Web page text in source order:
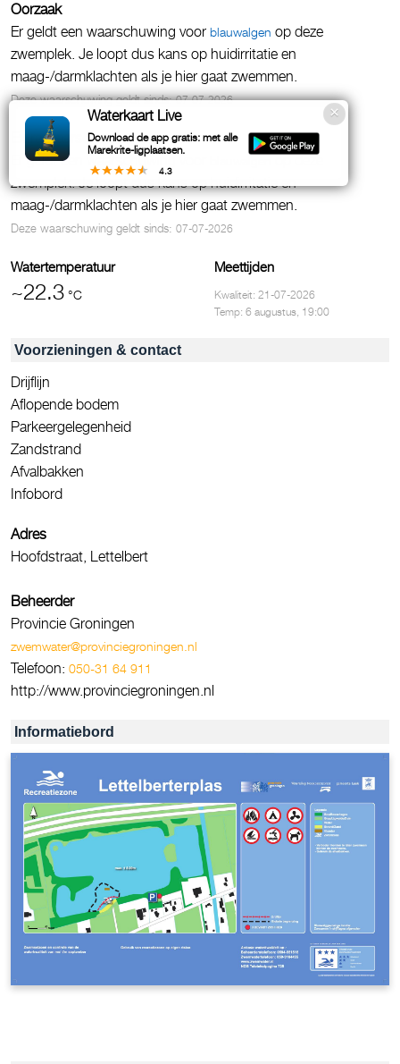
Oorzaak
Er geldt een waarschuwing voor blauwalgen op deze
zwemplek. Je loopt dus kans op huidirritatie en
maag-/darmklachten als je hier gaat zwemmen.
Deze waarschuwing geldt sinds:07-07-2026
Extra waarschuwing
Er geldt een waarschuwing voor
op deze
zwemplek. Je loopt dus kans op huidirritatie en
maag-/darmklachten als je hier gaat zwemmen.
Deze waarschuwing geldt sinds: 07-07-2026
Watertemperatuur
~22.3 °C
Meettijden
Kwaliteit: 21-07-2026
Temp: 6 augustus, 19:00
Voorzieningen & contact
Drijflijn
Aflopende bodem
Parkeergelegenheid
Zandstrand
Afvalbakken
Infobord
Adres
Hoofdstraat, Lettelbert
Beheerder
Provincie Groningen
zwemwater@provinciegroningen.nl
Telefoon: 050-31 64 911
http://www.provinciegroningen.nl
Informatiebord
Waterkaart Live
Download de app gratis: met alle
Marekrite-ligplaatsen.
4.3